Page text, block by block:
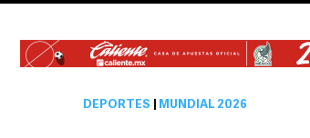
DEPORTES MUNDIAL 2026